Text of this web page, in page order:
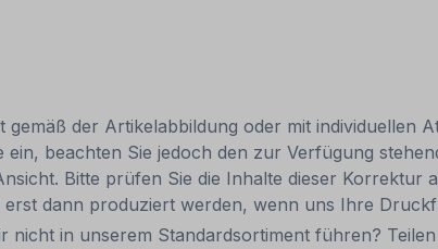
gemäß der Artikelabbildung oder mit individuellen
ein, beachten Sie jedoch den zur Verfügung
Bitte prüfen Sie die Inhalte dieser
dann produziert werden, wenn uns Ihre
nicht in unserem Standardsortiment führen?